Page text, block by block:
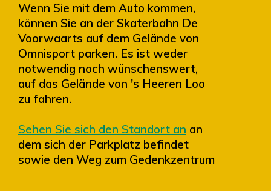
Wenn Sie mit dem Auto kommen,
können Sie an der Skaterbahn De
Voorwaarts auf dem Gelände von
Omnisport parken. Es ist weder
notwendig noch wünschenswert,
auf das Gelände von 's Heeren Loo
zu fahren.
Sehen Sie sich den Standort an an
dem sich der Parkplatz befindet
sowie den Weg zum Gedenkzentrum